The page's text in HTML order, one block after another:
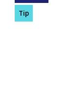
Tip